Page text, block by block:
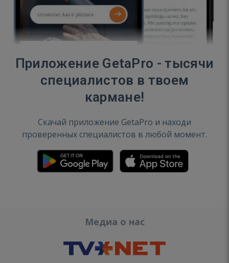
Приложение GetaPro - тысячи
специалистов в твоем
кармане!
Скачай приложение GetaPro и находи
проверенных специалистов в любой момент.
Медиа о нас